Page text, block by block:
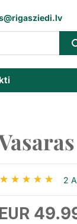
2
EUR